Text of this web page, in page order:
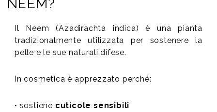
NEEM?
Il Neem (Azadirachta indica) è una pianta
tradizionalmente utilizzata per sostenere la
pelle e le sue naturali difese.
In cosmetica è apprezzato perché:
• sostiene cuticole sensibili